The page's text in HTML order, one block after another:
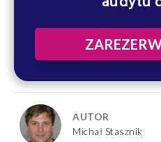
AUTOR
Michał Stasznik